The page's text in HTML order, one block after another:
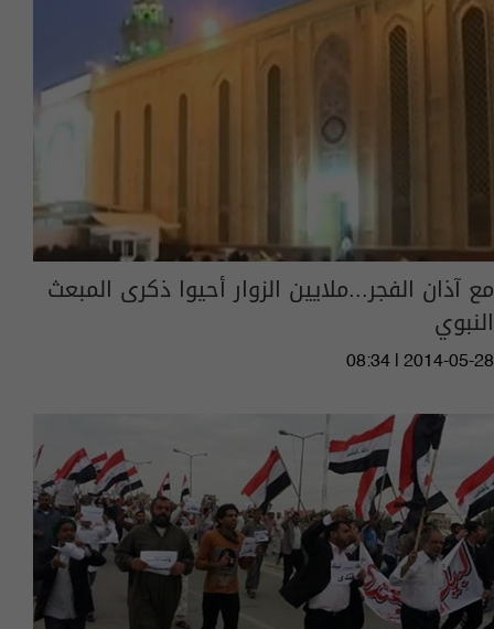
مع آذان الفجر...ملايين الزوار أحيوا ذكرى المبعث
النبوي
08:34 | 2014-05-28